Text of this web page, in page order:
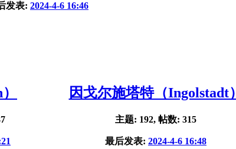
发表: 2024-4-6 16:46
因戈尔施塔特（Ingolstadt）
主题: 192, 帖数: 315
最后发表: 2024-4-6 16:48